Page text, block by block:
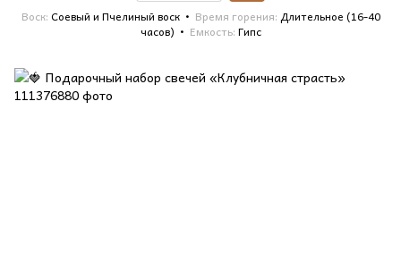
Воск Соевый и Пчелиный воск Время горения Длительное (16-40
часов)
Емкость Гипс